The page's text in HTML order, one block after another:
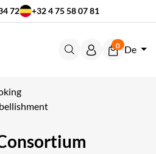
72 +32 4 75 58 07 81
0 De